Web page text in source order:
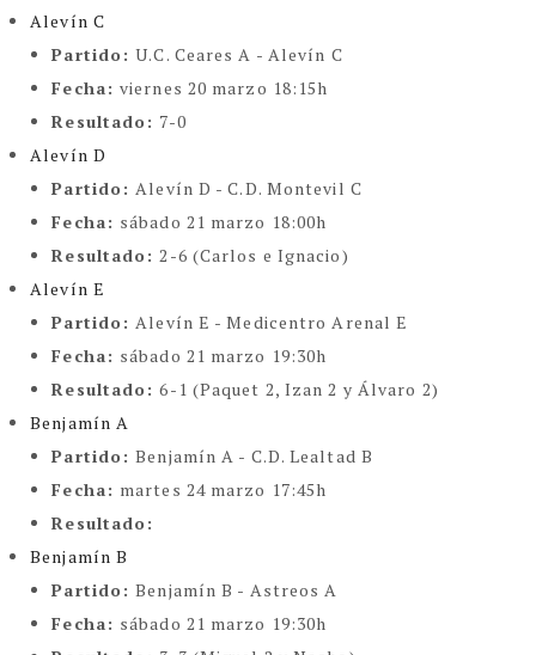
Alevín C
Partido:U.C. Ceares A - Alevín C
Fecha:viernes 20 marzo 18:15h
Resultado: 7-0
Alevín D
Partido:Alevín D - C.D. Montevil C
Fecha: sábado 21 marzo 18:00h
Resultado:2-6 (Carlos e Ignacio)
Alevín E
Partido:Alevín E - Medicentro Arenal E
Fecha: sábado 21 marzo 19:30h
Resultado:6-1 (Paquet 2, Izan 2 y Álvaro 2)
Benjamín A
Partido:Benjamín A - C.D. Lealtad B
Fecha: martes 24 marzo 17:45h
Resultado:
Benjamín B
Partido:Benjamín B - Astreos A
Fecha: sábado 21 marzo 19:30h